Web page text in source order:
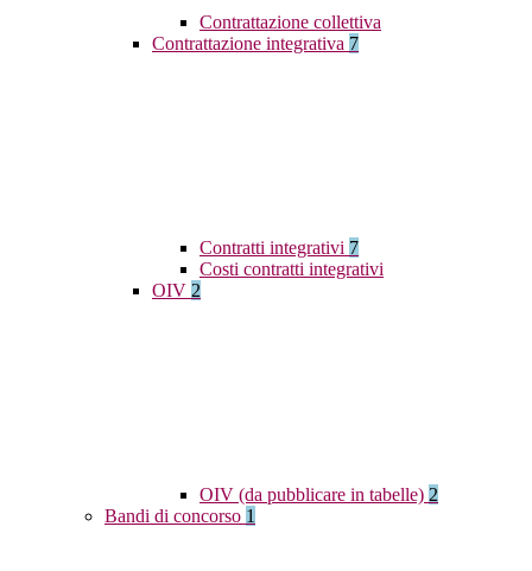
Contrattazione collettiva
Contrattazione integrativa 7
Contratti integrativi 7
Costi contratti integrativi
OIV 2
OIV (da pubblicare in tabelle) 2
Bandi di concorso 1